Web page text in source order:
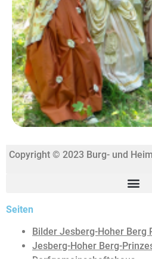
Copyright © 2023 Burg- und
Seiten
Bilder Jesberg-Hoher Berg
Jesberg-Hoher Berg-
Dorfgemeinschaftshaus